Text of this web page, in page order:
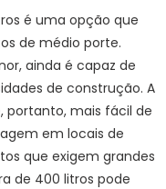
é uma opção que
de médio porte.
ainda é capaz de
de construção. A
portanto, mais fácil de
em locais de
que exigem grandes
de 400 litros pode